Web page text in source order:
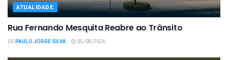
ATUALIDADE
Rua Fernando Mesquita Reabre ao Trânsito
DEPAULO JORGE SILVA 05/08/2026